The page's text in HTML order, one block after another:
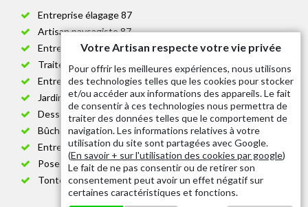
Entreprise élagage 87
Artisan paysagiste 87
Entreprise de jardinage 87
Traitement anti-chenille 87
Entreprise abattage arbre 87
Jardinier taille de haie 87
Dessouchage arbre et haie 87
Bûcheron 87
Entretien espace vert cimetière 87
Pose et changement grillage et clôture 87
Tonte de pelouse 87
Votre Artisan respecte votre vie privée
Pour offrir les meilleures expériences, nous utilisons
des technologies telles que les cookies pour stocker
et/ou accéder aux informations des appareils. Le fait
de consentir à ces technologies nous permettra de
traiter des données telles que le comportement de
navigation. Les informations relatives à votre
utilisation du site sont partagées avec Google.
(En savoir + sur l'utilisation des cookies par google)
Le fait de ne pas consentir ou de retirer son
consentement peut avoir un effet négatif sur
certaines caractéristiques et fonctions.